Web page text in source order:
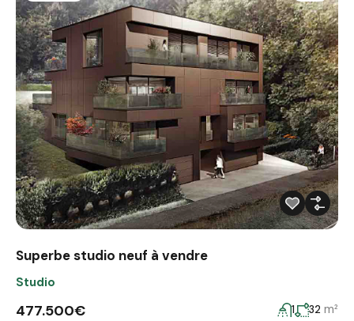
Superbe studio neuf à vendre
Studio
477.500€ 1 32 m²